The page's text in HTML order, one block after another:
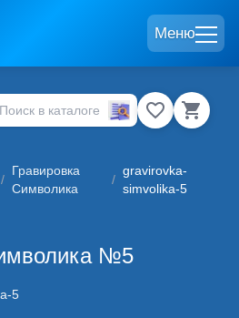
Меню
/
Гравировка
Символика
/
gravirovka-
simvolika-5
№5
5